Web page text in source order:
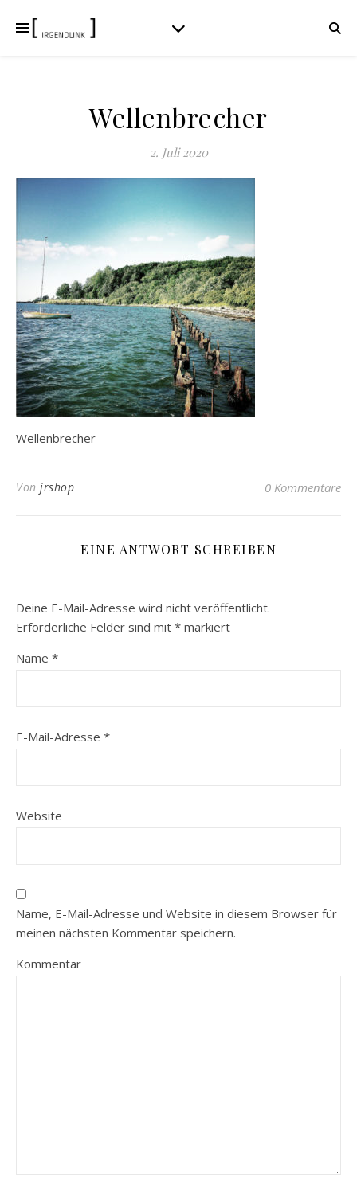
Wellenbrecher
2. Juli 2020
Wellenbrecher
Von jrshop 0 Kommentare
EINE ANTWORT SCHREIBEN
Deine E-Mail-Adresse wird nicht veröffentlicht.
Erforderliche Felder sind mit * markiert
Name *
E-Mail-Adresse *
Website
Name, E-Mail-Adresse und Website in diesem Browser für
meinen nächsten Kommentar speichern.
Kommentar